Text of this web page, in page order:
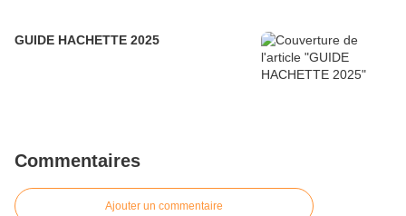
GUIDE HACHETTE 2025
Commentaires
Ajouter un commentaire